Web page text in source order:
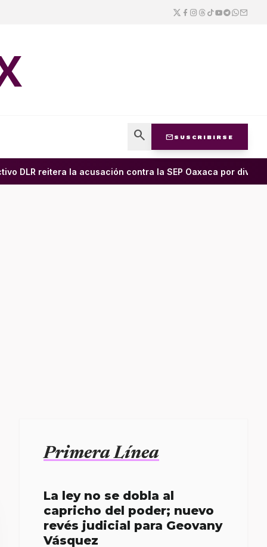
search mail SUSCRIBIRSE
DLR reitera la acusación contra la SEP Oaxaca por divulgar
Primera Línea
La ley no se dobla al
capricho del poder; nuevo
revés judicial para Geovany
Vásquez